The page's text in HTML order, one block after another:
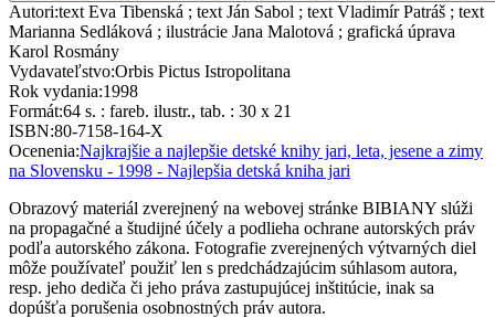
Autori:text Eva Tibenská ; text Ján Sabol ; text Vladimír Patráš ; text
Marianna Sedláková ; ilustrácie Jana Malotová ; grafická úprava
Karol Rosmány
Vydavateľstvo:Orbis Pictus Istropolitana
Rok vydania:1998
Formát:64 s. : fareb. ilustr., tab. : 30 x 21
ISBN:80-7158-164-X
Ocenenia:Najkrajšie a najlepšie detské knihy jari, leta, jesene a zimy
na Slovensku - 1998 - Najlepšia detská kniha jari
Obrazový materiál zverejnený na webovej stránke BIBIANY slúži
na propagačné a študijné účely a podlieha ochrane autorských práv
podľa autorského zákona. Fotografie zverejnených výtvarných diel
môže používateľ použiť len s predchádzajúcim súhlasom autora,
resp. jeho dediča či jeho práva zastupujúcej inštitúcie, inak sa
dopúšťa porušenia osobnostných práv autora.